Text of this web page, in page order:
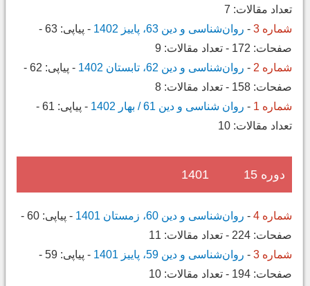
تعداد مقالات: 7
شماره 3
- روان‌شناسی و دین 63، پاییز 1402 - پیاپی: 63
-
صفحات: 172
- تعداد مقالات: 9
شماره 2
- روان‌شناسی و دین 62، تابستان 1402 - پیاپی: 62
-
صفحات: 158
- تعداد مقالات: 8
شماره 1
- روان شناسی و دین 61 / بهار 1402 - پیاپی: 61
-
تعداد مقالات: 10
دوره 15 1401
شماره 4 - روان‌شناسی و دین 60، زمستان 1401 - پیاپی: 60
-
صفحات: 224
- تعداد مقالات: 11
شماره 3
- روان‌شناسی و دین 59، پاییز 1401 - پیاپی: 59
-
صفحات: 194
- تعداد مقالات: 10